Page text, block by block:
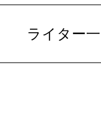
ライター